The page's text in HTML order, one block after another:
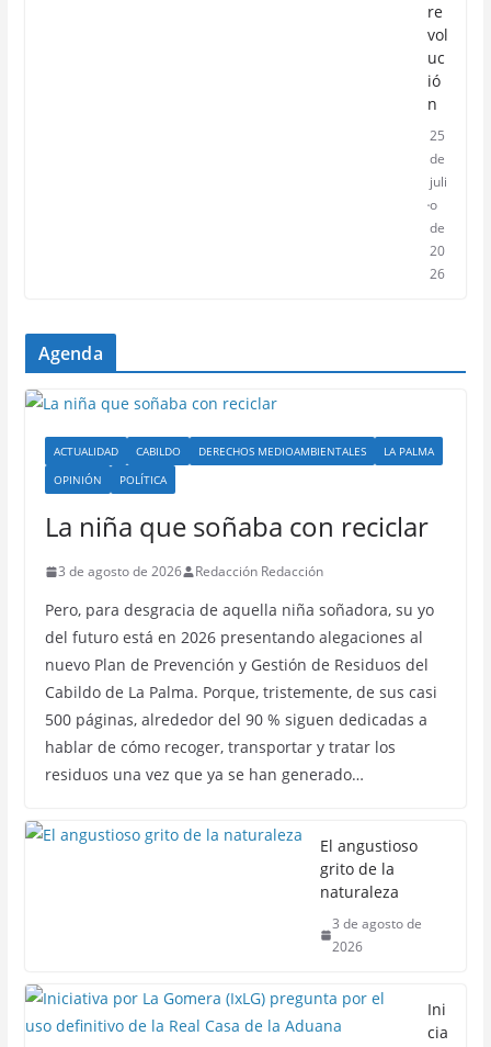
re
vol
uc
ió
n
25
de
juli
o
de
20
26
Agenda
ACTUALIDAD CABILDO DERECHOS MEDIOAMBIENTALES
LA PALMA
OPINIÓN
POLÍTICA
La niña que soñaba con reciclar
3 de agosto de 2026 Redacción Redacción
Pero, para desgracia de aquella niña soñadora, su yo
del futuro está en 2026 presentando alegaciones al
nuevo Plan de Prevención y Gestión de Residuos del
Cabildo de La Palma. Porque, tristemente, de sus casi
500 páginas, alrededor del 90 % siguen dedicadas a
hablar de cómo recoger, transportar y tratar los
residuos una vez que ya se han generado…
El angustioso
grito de la
naturaleza
3 de agosto de
2026
Ini
cia